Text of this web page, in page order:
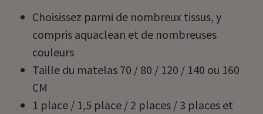
Choisissez parmi de nombreux tissus, y
compris aquaclean et de nombreuses
couleurs
Taille du matelas 70 / 80 / 120 / 140 ou 160
CM
1 place / 1,5 place / 2 places / 3 places et